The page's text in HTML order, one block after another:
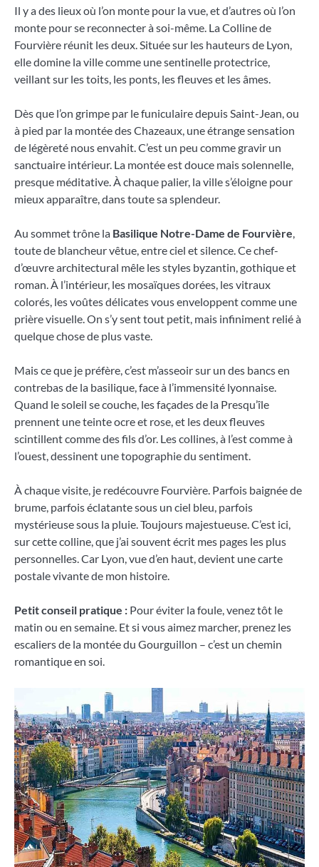
Il y a des lieux où l’on monte pour la vue, et d’autres où l’on
monte pour se reconnecter à soi-même. La Colline de
Fourvière réunit les deux. Située sur les hauteurs de Lyon,
elle domine la ville comme une sentinelle protectrice,
veillant sur les toits, les ponts, les fleuves et les âmes.
Dès que l’on grimpe par le funiculaire depuis Saint-Jean, ou
à pied par la montée des Chazeaux, une étrange sensation
de légèreté nous envahit. C’est un peu comme gravir un
sanctuaire intérieur. La montée est douce mais solennelle,
presque méditative. À chaque palier, la ville s’éloigne pour
mieux apparaître, dans toute sa splendeur.
Au sommet trône la Basilique Notre-Dame de Fourvière,
toute de blancheur vêtue, entre ciel et silence. Ce chef-
d’œuvre architectural mêle les styles byzantin, gothique et
roman. À l’intérieur, les mosaïques dorées, les vitraux
colorés, les voûtes délicates vous enveloppent comme une
prière visuelle. On s’y sent tout petit, mais infiniment relié à
quelque chose de plus vaste.
Mais ce que je préfère, c’est m’asseoir sur un des bancs en
contrebas de la basilique, face à l’immensité lyonnaise.
Quand le soleil se couche, les façades de la Presqu’île
prennent une teinte ocre et rose, et les deux fleuves
scintillent comme des fils d’or. Les collines, à l’est comme à
l’ouest, dessinent une topographie du sentiment.
À chaque visite, je redécouvre Fourvière. Parfois baignée de
brume, parfois éclatante sous un ciel bleu, parfois
mystérieuse sous la pluie. Toujours majestueuse. C’est ici,
sur cette colline, que j’ai souvent écrit mes pages les plus
personnelles. Car Lyon, vue d’en haut, devient une carte
postale vivante de mon histoire.
Petit conseil pratique : Pour éviter la foule, venez tôt le
matin ou en semaine. Et si vous aimez marcher, prenez les
escaliers de la montée du Gourguillon – c’est un chemin
romantique en soi.